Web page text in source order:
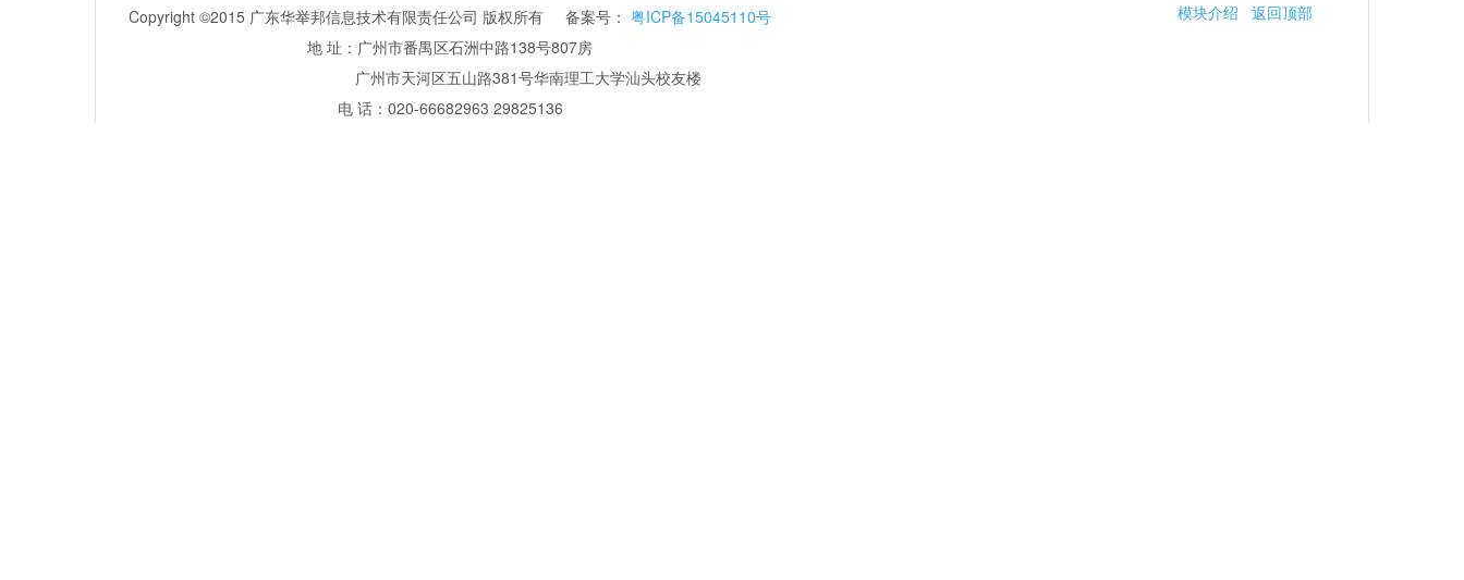
模块介绍 返回顶部
Copyright ©2015 广东华举邦信息技术有限责任公司 版权所有 备案号： 粤ICP备15045110号
地 址：广州市番禺区石洲中路138号807房
广州市天河区五山路381号华南理工大学汕头校友楼
电 话：020-66682963 29825136